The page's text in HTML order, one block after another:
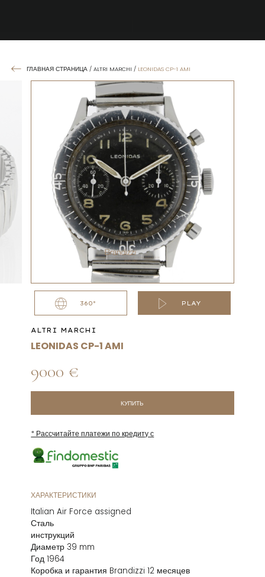
ГЛАВНАЯ СТРАНИЦА / ALTRI MARCHI / LEONIDAS CP-1 AMI
360° PLAY
ALTRI MARCHI
LEONIDAS CP-1 AMI
9000 €
КУПИТЬ
* Рассчитайте платежи по кредиту с
ХАРАКТЕРИСТИКИ
Italian Air Force assigned
Сталь
инструкций
Диаметр 39 mm
Год 1964
Коробка и гарантия Brandizzi 12 месяцев